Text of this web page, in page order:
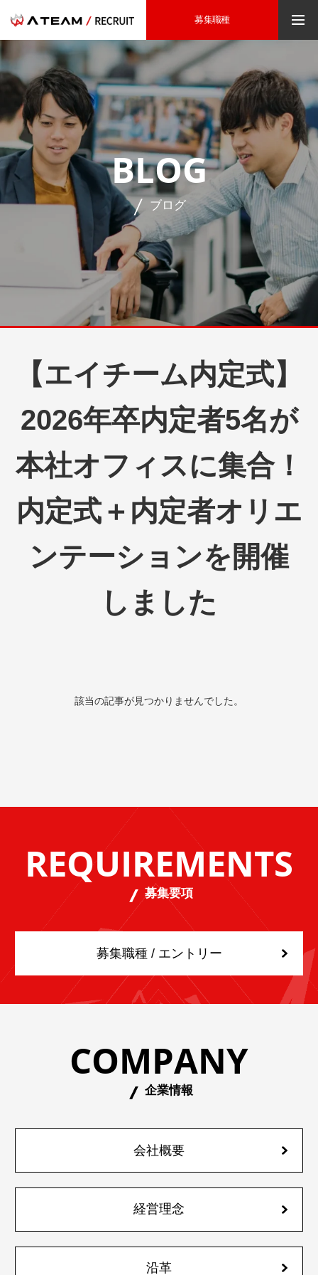
募集職種
BLOG
ブログ
【エイチーム内定式】
2026年卒内定者5名が
本社オフィスに集合！
内定式＋内定者オリエ
ンテーションを開催
しました
該当の記事が見つかりませんでした。
REQUIREMENTS
募集要項
募集職種 / エントリー
COMPANY
企業情報
会社概要
経営理念
沿革